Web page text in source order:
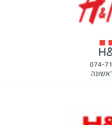
074-